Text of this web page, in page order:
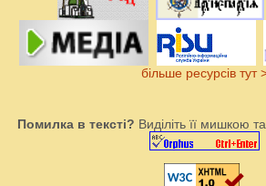
більше ресурсів тут
Помилка в тексті? Виділіть її мишкою